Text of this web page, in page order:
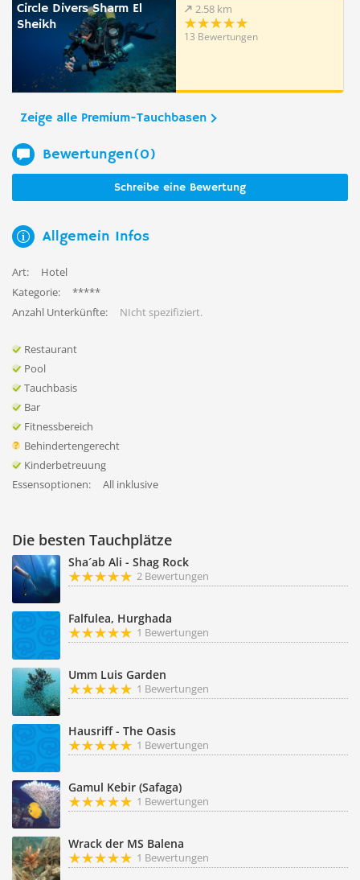
Circle Divers Sharm El
Sheikh
2.58 km
13 Bewertungen
Zeige alle Premium-Tauchbasen
Bewertungen(0)
Schreibe eine Bewertung
Allgemein Infos
Art:
Hotel
Kategorie:
*****
Anzahl Unterkünfte:
NIcht spezifiziert.
Restaurant
Pool
Tauchbasis
Bar
Fitnessbereich
Behindertengerecht
Kinderbetreuung
Essensoptionen:
All inklusive
Die besten Tauchplätze
Sha´ab Ali - Shag Rock
2 Bewertungen
Falfulea, Hurghada
1 Bewertungen
Umm Luis Garden
1 Bewertungen
Hausriff - The Oasis
1 Bewertungen
Gamul Kebir (Safaga)
1 Bewertungen
Wrack der MS Balena
1 Bewertungen